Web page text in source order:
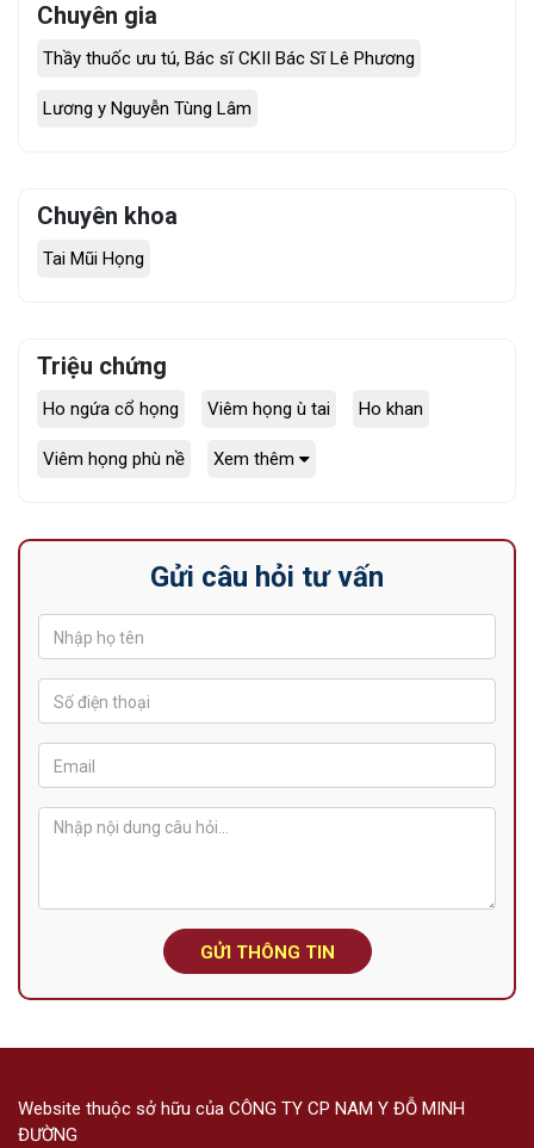
Chuyên gia
Thầy thuốc ưu tú, Bác sĩ CKII Bác Sĩ Lê Phương
Lương y Nguyễn Tùng Lâm
Chuyên khoa
Tai Mũi Họng
Triệu chứng
Ho ngứa cổ họng Viêm họng ù tai Ho khan
Viêm họng phù nề Xem thêm
Gửi câu hỏi tư vấn
GỬI THÔNG TIN
Website thuộc sở hữu của CÔNG TY CP NAM Y ĐỖ MINH
ĐƯỜNG